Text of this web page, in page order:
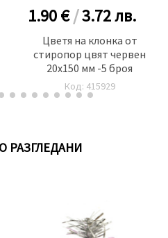
1.90 €/3.72лв.
Цветя на клонка от
стиропор цвят червен
20x150 мм -5 броя
Код: 415929
РАЗГЛЕДАНИ